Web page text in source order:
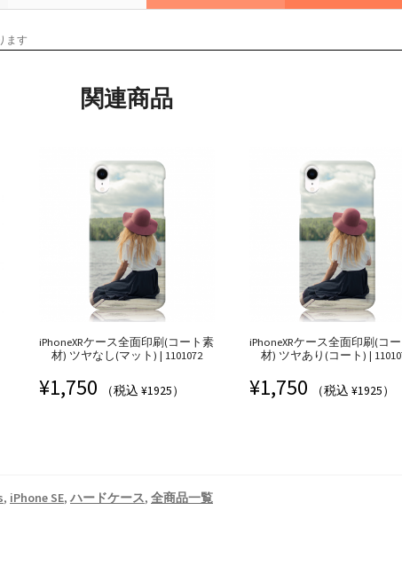
ます
関連商品
iPhoneXRケース全面印刷(コート素
材) ツヤなし(マット) | 1101072
¥1,750 （税込 ¥1925）
iPhoneXRケース全面印刷(コ
材) ツヤあり(コート) |
¥1,750 （税込 ¥1925）
, iPhone SE, ハードケース, 全商品一覧